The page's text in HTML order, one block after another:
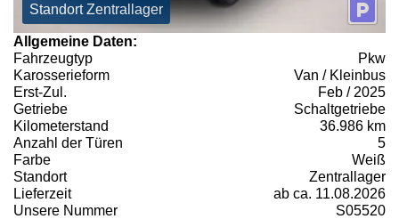
Standort Zentrallager
Allgemeine Daten:
Fahrzeugtyp
Pkw
Karosserieform
Van / Kleinbus
Erst-Zul.
Feb / 2025
Getriebe
Schaltgetriebe
Kilometerstand
36.986 km
Anzahl der Türen
5
Farbe
Weiß
Standort
Zentrallager
Lieferzeit
ab ca. 11.08.2026
Unsere Nummer
S05520